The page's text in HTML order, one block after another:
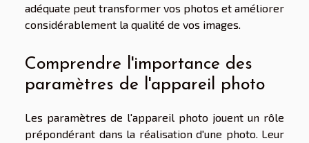
adéquate peut transformer vos photos et améliorer
considérablement la qualité de vos images.
Comprendre l'importance des
paramètres de l'appareil photo
Les paramètres de l'appareil photo jouent un rôle
prépondérant dans la réalisation d'une photo. Leur